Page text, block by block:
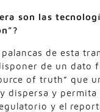
son las
de esta
de un dato
of truth” que
dispersa y permita
y el